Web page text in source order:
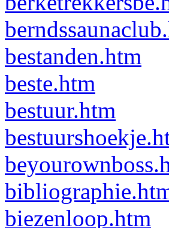
bestanden.htm
beste.htm
bestuur.htm
biezenloop.htm